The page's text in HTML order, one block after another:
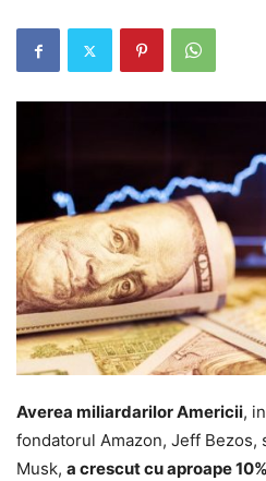
Averea miliardarilor Americii,
fondatorul Amazon, Jeff Bezos,
Musk, a crescut cu aproape